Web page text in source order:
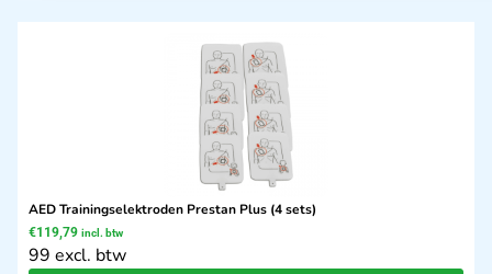
AED Trainingselektroden Prestan Plus (4 sets)
€119,79 incl. btw
99 excl. btw